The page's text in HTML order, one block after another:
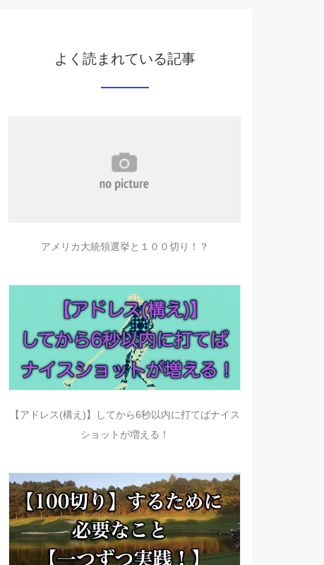
よく読まれている記事
アメリカ大統領選挙と１００切り！？
【アドレス(構え)】してから6秒以内に打てばナイス
ショットが増える！